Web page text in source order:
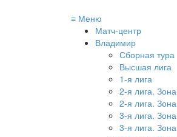
≡ Меню
Матч-центр
Владимир
Сборная тура
Высшая лига
1-я лига
2-я лига.
2-я лига.
3-я лига.
3-я лига.